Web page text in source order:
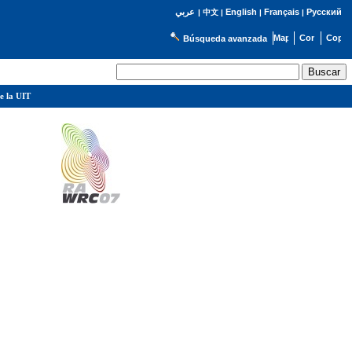
عربي | 中文| English | Français| Русский
Búsqueda avanzada
la UIT